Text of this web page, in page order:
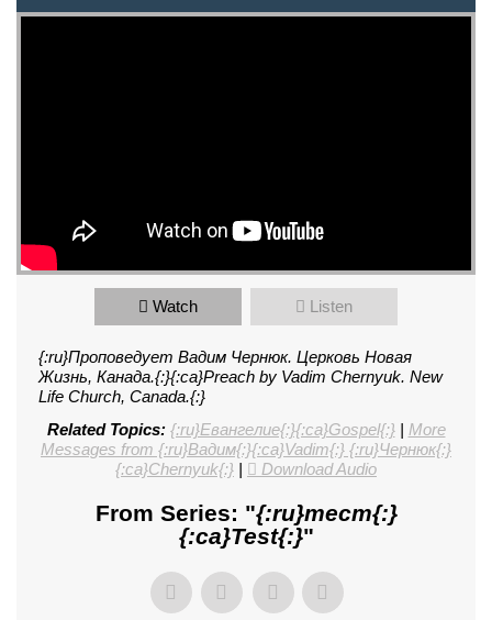
Watch Listen
{:ru}Проповедует Вадим Чернюк. Церковь Новая
Жизнь, Канада.{:}{:ca}Preach by Vadim Chernyuk. New
Life Church, Canada.{:}
Related Topics: {:ru}Евангелие{:}{:ca}Gospel{:}| More
Messages from {:ru}Вадим{:}{:ca}Vadim{:} {:ru}Чернюк{:}
{:ca}Chernyuk{:} | Download Audio
From Series: "{:ru}тест{:}
{:ca}Test{:}"